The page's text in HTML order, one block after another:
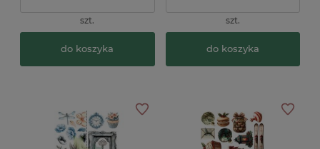
szt.
do koszyka
szt.
do koszyka